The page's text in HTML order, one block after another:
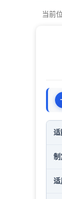
当前
适
制
适